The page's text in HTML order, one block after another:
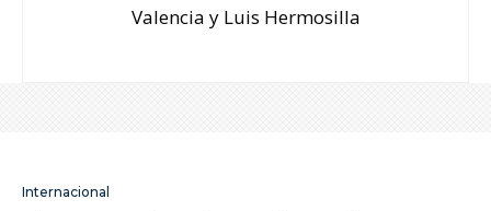
Valencia y Luis Hermosilla
Internacional